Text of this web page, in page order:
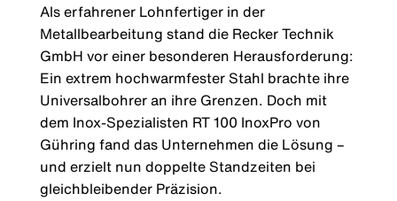
Als erfahrener Lohnfertiger in der
Metallbearbeitung stand die Recker Technik
GmbH vor einer besonderen Herausforderung:
Ein extrem hochwarmfester Stahl brachte ihre
Universalbohrer an ihre Grenzen. Doch mit
dem Inox-Spezialisten RT 100 InoxPro von
Gühring fand das Unternehmen die Lösung –
und erzielt nun doppelte Standzeiten bei
gleichbleibender Präzision.